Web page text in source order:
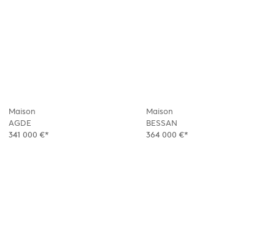
Maison
AGDE
341 000 €*
Maison
BESSAN
364 000 €*